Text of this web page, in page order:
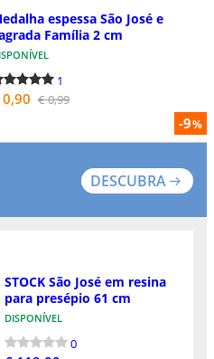
-9%
espessa São José e
Família 2 cm
1
€ 0,99
DESCUBRA
STOCK São José em resina
para presépio 61 cm
DISPONÍVEL
0